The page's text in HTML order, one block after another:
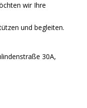
wir Ihre
und begleiten.
30A,